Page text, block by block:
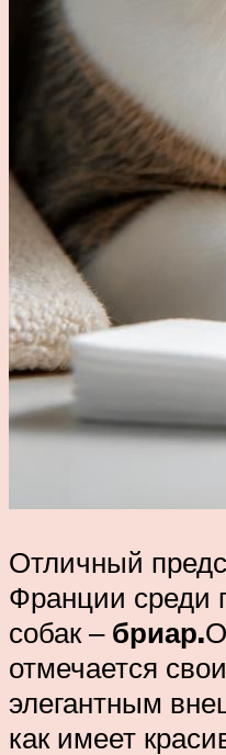
Отличный
Франции среди
собак ‒ бриар.
отмечается
элегантным
как имеет